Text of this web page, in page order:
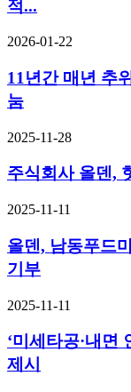
적...
2026-01-22
11년간 매년 추
눔
2025-11-28
주식회사 올덴,
2025-11-11
올덴, 남동푸드
기부
2025-11-11
‘미세타공·내면
제시